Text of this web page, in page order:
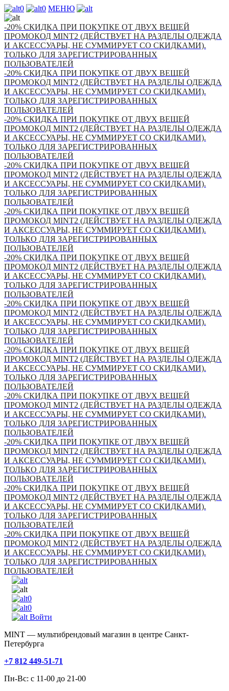
0 0 МЕНЮ
-20% СКИДКА ПРИ ПОКУПКЕ ОТ ДВУХ ВЕЩЕЙ
ПРОМОКОД MINT2 (ДЕЙСТВУЕТ НА РАЗДЕЛЫ ОДЕЖДА
И АКСЕССУАРЫ, НЕ СУММИРУЕТ СО СКИДКАМИ).
ТОЛЬКО ДЛЯ ЗАРЕГИСТРИРОВАННЫХ
ПОЛЬЗОВАТЕЛЕЙ
-20% СКИДКА ПРИ ПОКУПКЕ ОТ ДВУХ ВЕЩЕЙ
ПРОМОКОД MINT2 (ДЕЙСТВУЕТ НА РАЗДЕЛЫ ОДЕЖДА
И АКСЕССУАРЫ, НЕ СУММИРУЕТ СО СКИДКАМИ).
ТОЛЬКО ДЛЯ ЗАРЕГИСТРИРОВАННЫХ
ПОЛЬЗОВАТЕЛЕЙ
-20% СКИДКА ПРИ ПОКУПКЕ ОТ ДВУХ ВЕЩЕЙ
ПРОМОКОД MINT2 (ДЕЙСТВУЕТ НА РАЗДЕЛЫ ОДЕЖДА
И АКСЕССУАРЫ, НЕ СУММИРУЕТ СО СКИДКАМИ).
ТОЛЬКО ДЛЯ ЗАРЕГИСТРИРОВАННЫХ
ПОЛЬЗОВАТЕЛЕЙ
-20% СКИДКА ПРИ ПОКУПКЕ ОТ ДВУХ ВЕЩЕЙ
ПРОМОКОД MINT2 (ДЕЙСТВУЕТ НА РАЗДЕЛЫ ОДЕЖДА
И АКСЕССУАРЫ, НЕ СУММИРУЕТ СО СКИДКАМИ).
ТОЛЬКО ДЛЯ ЗАРЕГИСТРИРОВАННЫХ
ПОЛЬЗОВАТЕЛЕЙ
-20% СКИДКА ПРИ ПОКУПКЕ ОТ ДВУХ ВЕЩЕЙ
ПРОМОКОД MINT2 (ДЕЙСТВУЕТ НА РАЗДЕЛЫ ОДЕЖДА
И АКСЕССУАРЫ, НЕ СУММИРУЕТ СО СКИДКАМИ).
ТОЛЬКО ДЛЯ ЗАРЕГИСТРИРОВАННЫХ
ПОЛЬЗОВАТЕЛЕЙ
-20% СКИДКА ПРИ ПОКУПКЕ ОТ ДВУХ ВЕЩЕЙ
ПРОМОКОД MINT2 (ДЕЙСТВУЕТ НА РАЗДЕЛЫ ОДЕЖДА
И АКСЕССУАРЫ, НЕ СУММИРУЕТ СО СКИДКАМИ).
ТОЛЬКО ДЛЯ ЗАРЕГИСТРИРОВАННЫХ
ПОЛЬЗОВАТЕЛЕЙ
-20% СКИДКА ПРИ ПОКУПКЕ ОТ ДВУХ ВЕЩЕЙ
ПРОМОКОД MINT2 (ДЕЙСТВУЕТ НА РАЗДЕЛЫ ОДЕЖДА
И АКСЕССУАРЫ, НЕ СУММИРУЕТ СО СКИДКАМИ).
ТОЛЬКО ДЛЯ ЗАРЕГИСТРИРОВАННЫХ
ПОЛЬЗОВАТЕЛЕЙ
-20% СКИДКА ПРИ ПОКУПКЕ ОТ ДВУХ ВЕЩЕЙ
ПРОМОКОД MINT2 (ДЕЙСТВУЕТ НА РАЗДЕЛЫ ОДЕЖДА
И АКСЕССУАРЫ, НЕ СУММИРУЕТ СО СКИДКАМИ).
ТОЛЬКО ДЛЯ ЗАРЕГИСТРИРОВАННЫХ
ПОЛЬЗОВАТЕЛЕЙ
-20% СКИДКА ПРИ ПОКУПКЕ ОТ ДВУХ ВЕЩЕЙ
ПРОМОКОД MINT2 (ДЕЙСТВУЕТ НА РАЗДЕЛЫ ОДЕЖДА
И АКСЕССУАРЫ, НЕ СУММИРУЕТ СО СКИДКАМИ).
ТОЛЬКО ДЛЯ ЗАРЕГИСТРИРОВАННЫХ
ПОЛЬЗОВАТЕЛЕЙ
-20% СКИДКА ПРИ ПОКУПКЕ ОТ ДВУХ ВЕЩЕЙ
ПРОМОКОД MINT2 (ДЕЙСТВУЕТ НА РАЗДЕЛЫ ОДЕЖДА
И АКСЕССУАРЫ, НЕ СУММИРУЕТ СО СКИДКАМИ).
ТОЛЬКО ДЛЯ ЗАРЕГИСТРИРОВАННЫХ
ПОЛЬЗОВАТЕЛЕЙ
-20% СКИДКА ПРИ ПОКУПКЕ ОТ ДВУХ ВЕЩЕЙ
ПРОМОКОД MINT2 (ДЕЙСТВУЕТ НА РАЗДЕЛЫ ОДЕЖДА
И АКСЕССУАРЫ, НЕ СУММИРУЕТ СО СКИДКАМИ).
ТОЛЬКО ДЛЯ ЗАРЕГИСТРИРОВАННЫХ
ПОЛЬЗОВАТЕЛЕЙ
-20% СКИДКА ПРИ ПОКУПКЕ ОТ ДВУХ ВЕЩЕЙ
ПРОМОКОД MINT2 (ДЕЙСТВУЕТ НА РАЗДЕЛЫ ОДЕЖДА
И АКСЕССУАРЫ, НЕ СУММИРУЕТ СО СКИДКАМИ).
ТОЛЬКО ДЛЯ ЗАРЕГИСТРИРОВАННЫХ
ПОЛЬЗОВАТЕЛЕЙ
0
0
Войти
MINT — мультибрендовый магазин в центре Санкт-
Петербурга
+7 812 449-51-71
Пн-Вс: с 11-00 до 21-00